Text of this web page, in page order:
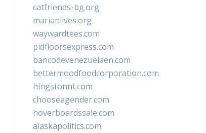
catfriends-bg.org
marianlives.org
waywardtees.com
pidfloorsexpress.com
bancodevenezuelaen.com
bettermoodfoodcorporation.com
hingstonnt.com
chooseagender.com
hoverboardssale.com
alaskapolitics.com